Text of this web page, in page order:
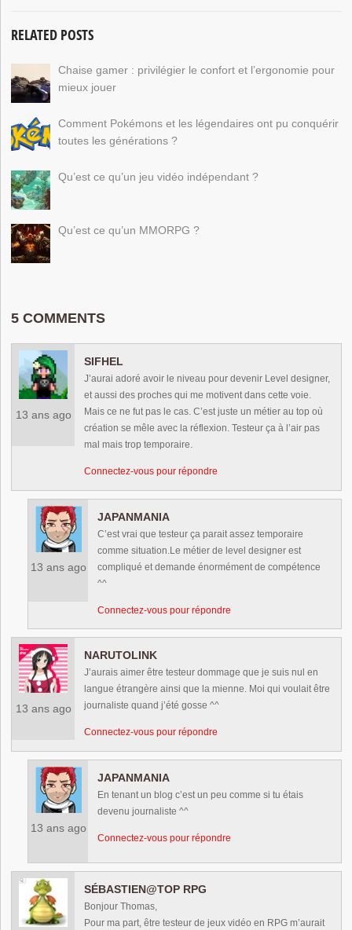
RELATED POSTS
Chaise gamer : privilégier le confort et l’ergonomie pour
mieux jouer
Comment Pokémons et les légendaires ont pu conquérir
toutes les générations ?
Qu’est ce qu’un jeu vidéo indépendant ?
Qu’est ce qu’un MMORPG ?
5 COMMENTS
13 ans ago
SIFHEL
J’aurai adoré avoir le niveau pour devenir Level designer,
et aussi des proches qui me motivent dans cette voie.
Mais ce ne fut pas le cas. C’est juste un métier au top où
création se mêle avec la réflexion. Testeur ça à l’air pas
mal mais trop temporaire.
Connectez-vous pour répondre
13 ans ago
JAPANMANIA
C’est vrai que testeur ça parait assez temporaire
comme situation.Le métier de level designer est
compliqué et demande énormément de compétence
^^
Connectez-vous pour répondre
13 ans ago
NARUTOLINK
J’aurais aimer être testeur dommage que je suis nul en
langue étrangère ainsi que la mienne. Moi qui voulait être
journaliste quand j’été gosse ^^
Connectez-vous pour répondre
13 ans ago
JAPANMANIA
En tenant un blog c’est un peu comme si tu étais
devenu journaliste ^^
Connectez-vous pour répondre
SÉBASTIEN@TOP RPG
Bonjour Thomas,
Pour ma part, être testeur de jeux vidéo en RPG m’aurait